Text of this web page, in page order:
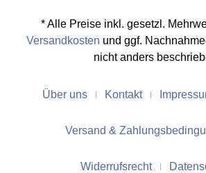
* Alle Preise inkl. gesetzl.
Versandkosten und ggf.
nicht anders
Über uns Kontakt
Versand &
Widerrufsrecht